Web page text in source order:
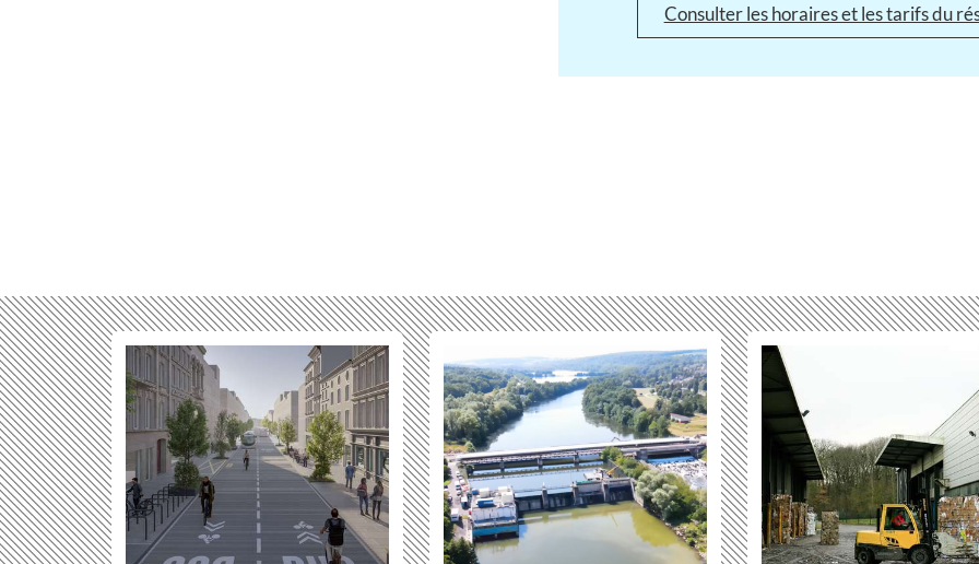
Consulter les horaires et les tarifs du